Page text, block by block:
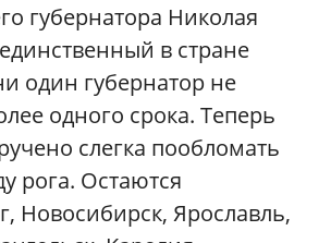
губернатора Николая
в стране
один губернатор не
одного срока. Теперь
слегка пообломать
рога. Остаются
Новосибирск, Ярославль,